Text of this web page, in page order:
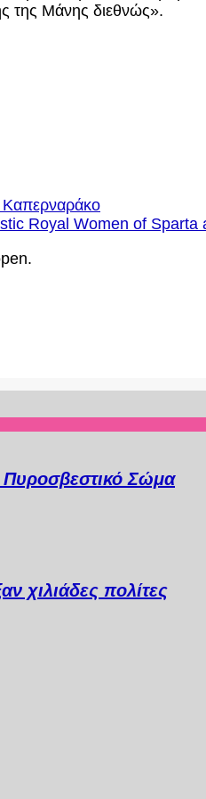
της Μάνης διεθνώς».
Καπερναράκο
Royal Women of Sparta
Πυροσβεστικό Σώμα
χιλιάδες πολίτες